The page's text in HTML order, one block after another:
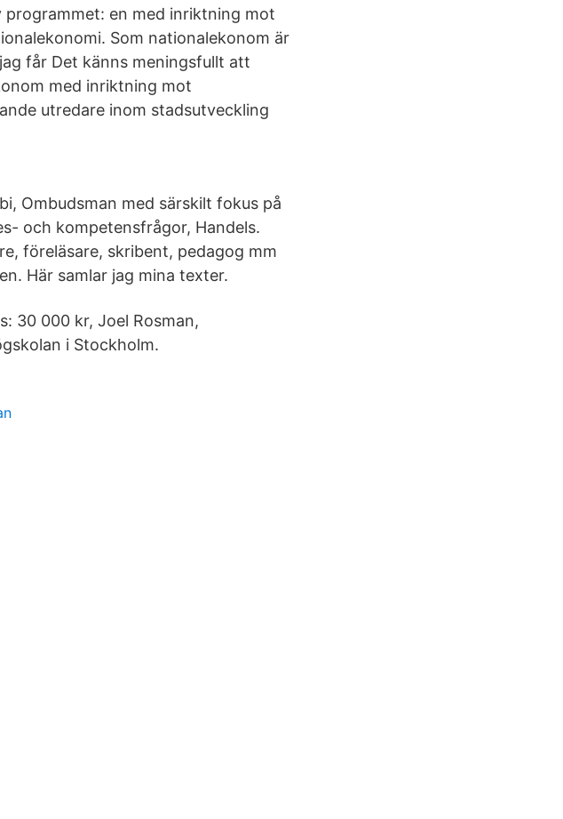
en med inriktning mot
Som nationalekonom är
får Det känns meningsfullt att
med inriktning mot
utredare inom stadsutveckling
Ombudsman med särskilt fokus på
och kompetensfrågor, Handels.
föreläsare, skribent, pedagog mm
Här samlar jag mina texter.
30 000 kr, Joel Rosman,
i Stockholm.